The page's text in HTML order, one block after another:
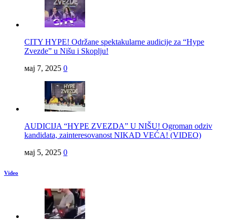
CITY HYPE! Održane spektakularne audicije za “Hype
Zvezde” u Nišu i Skoplju!
мај 7, 2025 0
AUDICIJA “HYPE ZVEZDA” U NIŠU! Ogroman odziv
kandidata, zainteresovanost NIKAD VEĆA! (VIDEO)
мај 5, 2025 0
Video